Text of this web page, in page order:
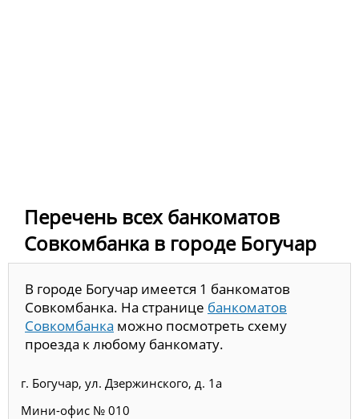
Перечень всех банкоматов
Совкомбанка в городе Богучар
В городе Богучар имеется 1 банкоматов
Совкомбанка. На странице банкоматов
Совкомбанка можно посмотреть схему
проезда к любому банкомату.
г. Богучар, ул. Дзержинского, д. 1а
Мини-офис № 010